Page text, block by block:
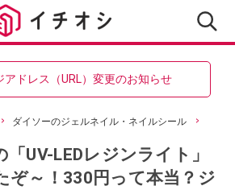
アドレス（URL）変更のお知らせ
ダイソーのジェルネイル・ネイルシール
「UV-LEDレジンライト」
ぞ～！330円って本当？ジ